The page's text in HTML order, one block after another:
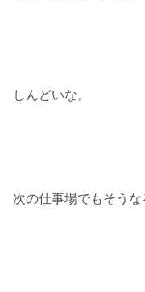
しんどいな。
次の仕事場でもそう